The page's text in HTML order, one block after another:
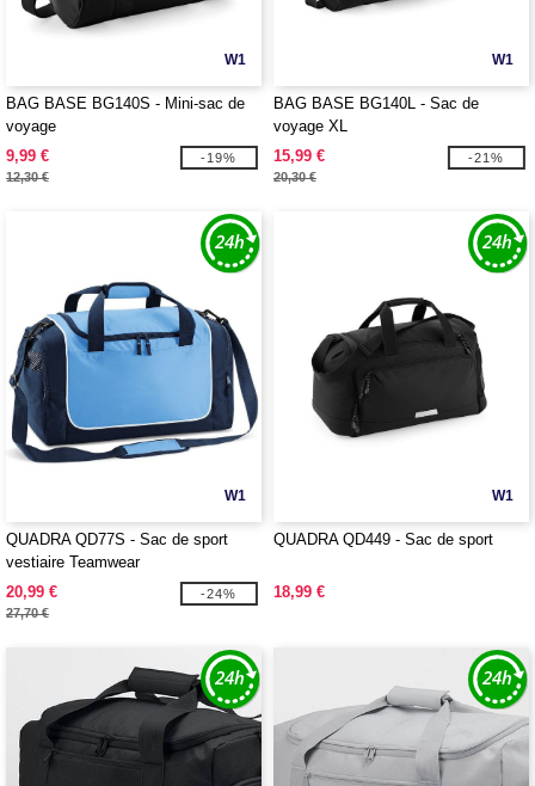
W1
BAG BASE BG140S - Mini-sac de
voyage
9,99 €
12,30 €
-19%
W1
BAG BASE BG140L - Sac de
voyage XL
15,99 €
20,30 €
-21%
W1
QUADRA QD77S - Sac de sport
vestiaire Teamwear
20,99 €
27,70 €
-24%
W1
QUADRA QD449 - Sac de sport
18,99 €